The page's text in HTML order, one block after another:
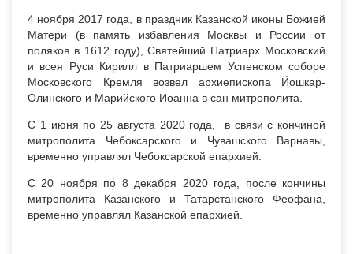
4 ноября 2017 года, в праздник Казанской иконы Божией
Матери (в память избавления Москвы и России от
поляков в 1612 году), Святейший Патриарх Московский
и всея Руси Кирилл в Патриаршем Успенском соборе
Московского Кремля возвел архиепископа Йошкар-
Олинского и Марийского Иоанна в сан митрополита.
С 1 июня по 25 августа 2020 года, в связи с кончиной
митрополита Чебоксарского и Чувашского Варнавы,
временно управлял Чебоксарской епархией.
С 20 ноября по 8 декабря 2020 года, после кончины
митрополита Казанского и Татарстанского Феофана,
временно управлял Казанской епархией.